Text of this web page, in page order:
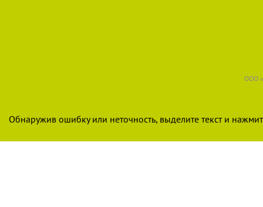
ООО
Обнаружив ошибку или неточность, выделите текст и